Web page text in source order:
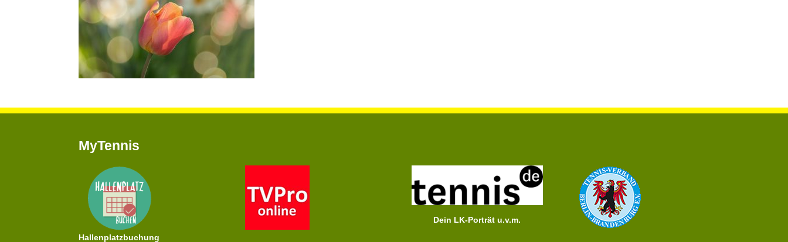
MyTennis
Hallenplatzbuchung
Dein LK-Porträt u.v.m.